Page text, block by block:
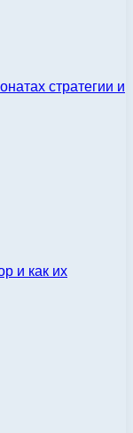
стратегии и
и как их